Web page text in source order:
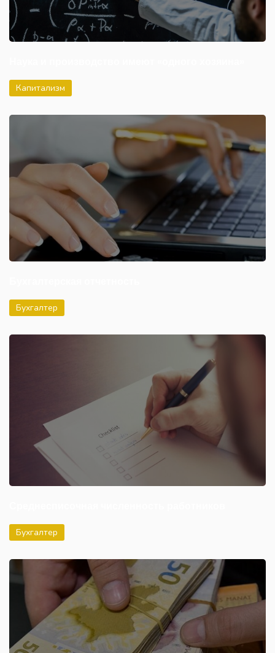
Капитализм
Бухгалтер
Бухгалтер